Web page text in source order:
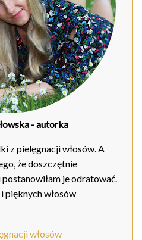
- autorka
z pielęgnacji włosów. A
że doszczętnie
je odratować.
pięknych włosów
włosów